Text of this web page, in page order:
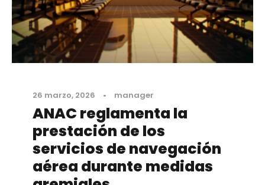
26 marzo, 2026 • manager
ANAC reglamenta la
prestación de los
servicios de navegación
aérea durante medidas